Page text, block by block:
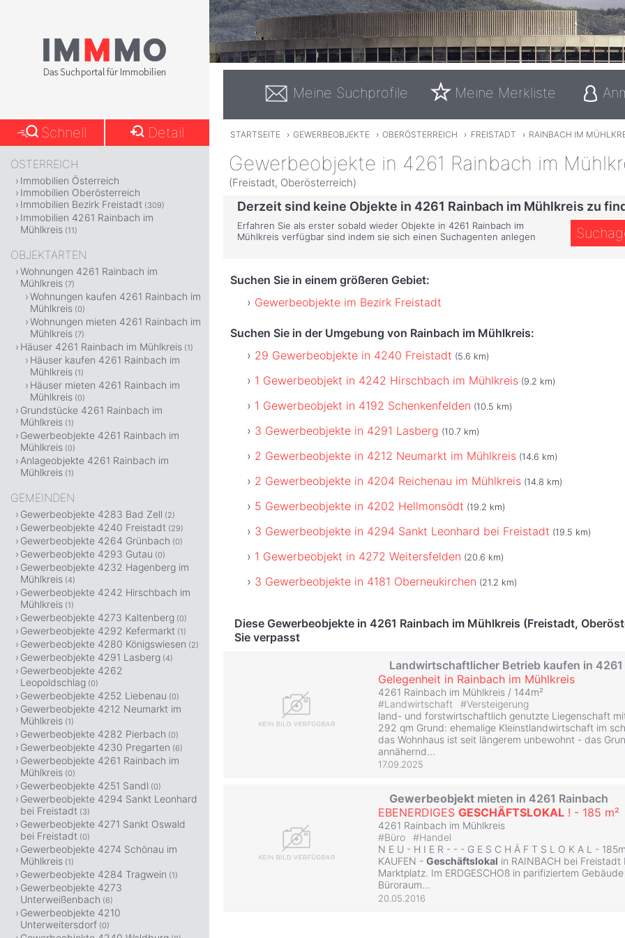
Meine Suchprofile Meine Merkliste
STARTSEITE › GEWERBEOBJEKTE › OBERÖSTERREICH › FREISTADT › RAINBACH IM
Gewerbeobjekte in 4261 Rainbach im
(Freistadt, Oberösterreich)
Derzeit sind keine Objekte in 4261 Rainbach im Mühlkreis zu
Erfahren Sie als erster sobald wieder Objekte in 4261 Rainbach im
Mühlkreis verfügbar sind indem sie sich einen Suchagenten anlegen
Suchen Sie in einem größeren Gebiet:
Gewerbeobjekte im Bezirk Freistadt
Suchen Sie in der Umgebung von Rainbach im Mühlkreis:
29 Gewerbeobjekte in 4240 Freistadt (5.6 km)
1 Gewerbeobjekt in 4242 Hirschbach im Mühlkreis (9.2 km)
1 Gewerbeobjekt in 4192 Schenkenfelden (10.5 km)
3 Gewerbeobjekte in 4291 Lasberg (10.7 km)
2 Gewerbeobjekte in 4212 Neumarkt im Mühlkreis (14.6 km)
2 Gewerbeobjekte in 4204 Reichenau im Mühlkreis (14.8 km)
5 Gewerbeobjekte in 4202 Hellmonsödt (19.2 km)
3 Gewerbeobjekte in 4294 Sankt Leonhard bei Freistadt (19.5 km)
1 Gewerbeobjekt in 4272 Weitersfelden (20.6 km)
3 Gewerbeobjekte in 4181 Oberneukirchen (21.2 km)
Diese Gewerbeobjekte in 4261 Rainbach im Mühlkreis (Freistadt,
Sie verpasst
Landwirtschaftlicher Betrieb kaufen in 4261
Gelegenheit in Rainbach im Mühlkreis
4261 Rainbach im Mühlkreis / 144m²
#Landwirtschaft #Versteigerung
land- und forstwirtschaftlich genutzte Liegenschaft
292 qm Grund: ehemalige Kleinstlandwirtschaft im
das Wohnhaus ist seit längerem unbewohnt - das
annähernd...
17.09.2025
Gewerbeobjekt mieten in 4261 Rainbach
EBENERDIGES GESCHÄFTSLOKAL ! - 185 m²
4261 Rainbach im Mühlkreis
#Büro #Handel
N E U - H I E R - - - G E S C H Ä F T S L O K A L -
KAUFEN - Geschäftslokal in RAINBACH bei Freistadt
Marktplatz. Im ERDGESCHOß in parifiziertem
Büroraum...
20.05.2016
Schnell Detail
ÖSTERREICH
Immobilien Österreich
Immobilien Oberösterreich
Immobilien Bezirk Freistadt (309)
Immobilien 4261 Rainbach im
Mühlkreis (11)
OBJEKTARTEN
Wohnungen 4261 Rainbach im
Mühlkreis (7)
Wohnungen kaufen 4261 Rainbach im
Mühlkreis (0)
Wohnungen mieten 4261 Rainbach im
Mühlkreis (7)
Häuser 4261 Rainbach im Mühlkreis (1)
Häuser kaufen 4261 Rainbach im
Mühlkreis (1)
Häuser mieten 4261 Rainbach im
Mühlkreis (0)
Grundstücke 4261 Rainbach im
Mühlkreis (1)
Gewerbeobjekte 4261 Rainbach im
Mühlkreis (0)
Anlageobjekte 4261 Rainbach im
Mühlkreis (1)
GEMEINDEN
Gewerbeobjekte 4283 Bad Zell (2)
Gewerbeobjekte 4240 Freistadt (29)
Gewerbeobjekte 4264 Grünbach (0)
Gewerbeobjekte 4293 Gutau (0)
Gewerbeobjekte 4232 Hagenberg im
Mühlkreis (4)
Gewerbeobjekte 4242 Hirschbach im
Mühlkreis (1)
Gewerbeobjekte 4273 Kaltenberg (0)
Gewerbeobjekte 4292 Kefermarkt (1)
Gewerbeobjekte 4280 Königswiesen (2)
Gewerbeobjekte 4291 Lasberg (4)
Gewerbeobjekte 4262
Leopoldschlag (0)
Gewerbeobjekte 4252 Liebenau (0)
Gewerbeobjekte 4212 Neumarkt im
Mühlkreis (1)
Gewerbeobjekte 4282 Pierbach (0)
Gewerbeobjekte 4230 Pregarten (6)
Gewerbeobjekte 4261 Rainbach im
Mühlkreis (0)
Gewerbeobjekte 4251 Sandl (0)
Gewerbeobjekte 4294 Sankt Leonhard
bei Freistadt (3)
Gewerbeobjekte 4271 Sankt Oswald
bei Freistadt (0)
Gewerbeobjekte 4274 Schönau im
Mühlkreis (1)
Gewerbeobjekte 4284 Tragwein (1)
Gewerbeobjekte 4273
Unterweißenbach (6)
Gewerbeobjekte 4210
Unterweitersdorf (0)